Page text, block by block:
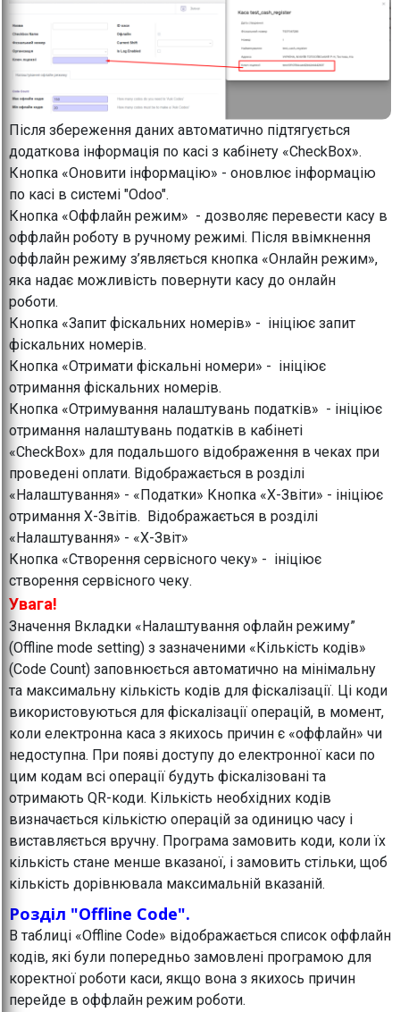
Після збереження даних автоматично підтягується
додаткова інформація по касі з кабінету «CheckBox».
Кнопка «Оновити інформацію» - оновлює інформацію
по касі в системі "Odoo".
Кнопка «Оффлайн режим» - дозволяє перевести касу в
оффлайн роботу в ручному режимі. Після ввімкнення
оффлайн режиму з’являється кнопка «Онлайн режим»,
яка надає можливість повернути касу до онлайн
роботи.
Кнопка «Запит фіскальних номерів» - ініціює запит
фіскальних номерів.
Кнопка «Отримати фіскальні номери» - ініціює
отримання фіскальних номерів.
Кнопка «Отримування налаштувань податків» - ініціює
отримання налаштувань податків в кабінеті
«CheckBox» для подальшого відображення в чеках при
проведені оплати. Відображається в розділі
«Налаштування» - «Податки» Кнопка «Х-Звіти» - ініціює
отримання Х-Звітів. Відображається в розділі
«Налаштування» - «Х-Звіт»
Кнопка «Створення сервісного чеку» - ініціює
створення сервісного чеку.
Увага!
Значення Вкладки «Налаштування офлайн режиму”
(Offline mode setting) з зазначеними «Кількість кодів»
(Code Count) заповнюється автоматично на мінімальну
та максимальну кількість кодів для фіскалізації. Ці коди
використовуються для фіскалізації операцій, в момент,
коли електронна каса з якихось причин є «оффлайн» чи
недоступна. При появі доступу до електронної каси по
цим кодам всі операції будуть фіскалізовані та
отримають QR-коди. Кількість необхідних кодів
визначається кількістю операцій за одиницю часу і
виставляється вручну. Програма замовить коди, коли їх
кількість стане менше вказаної, і замовить стільки, щоб
кількість дорівнювала максимальній вказаній.
Розділ "Offline Code".
В таблиці «Offline Code» відображається список оффлайн
кодів, які були попередньо замовлені програмою для
коректної роботи каси, якщо вона з якихось причин
перейде в оффлайн режим роботи.